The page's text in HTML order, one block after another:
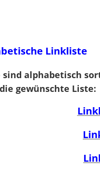
Linkliste
sind alphabetisch
gewünschte Liste: